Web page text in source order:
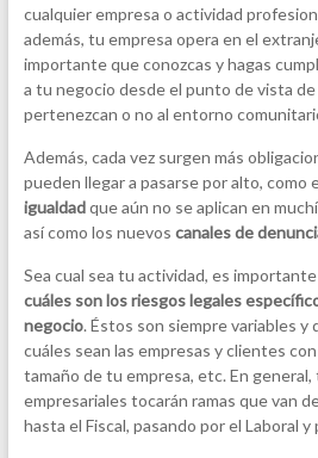
cualquier empresa o actividad
además, tu empresa opera en el
importante que conozcas y hagas
a tu negocio desde el punto de vista
pertenezcan o no al entorno
Además, cada vez surgen más
pueden llegar a pasarse por alto, como
igualdadque aún no se aplican en
así como los nuevos canales de
Sea cual sea tu actividad, es
cuáles son los riesgos legales
negocio. Éstos son siempre variables
cuáles sean las empresas y clientes
tamaño de tu empresa, etc. En
empresariales tocarán ramas que van
hasta el Fiscal, pasando por el Laboral